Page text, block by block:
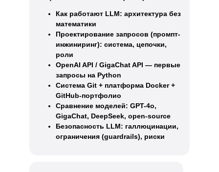
Как работают LLM: архитектура без
математики
Проектирование запросов (промпт-
инжиниринг): система, цепочки,
роли
OpenAI API / GigaChat API — первые
запросы на Python
Система Git + платформа Docker +
GitHub-портфолио
Сравнение моделей: GPT-4o,
GigaChat, DeepSeek, open-source
Безопасность LLM: галлюцинации,
ограничения (guardrails), риски